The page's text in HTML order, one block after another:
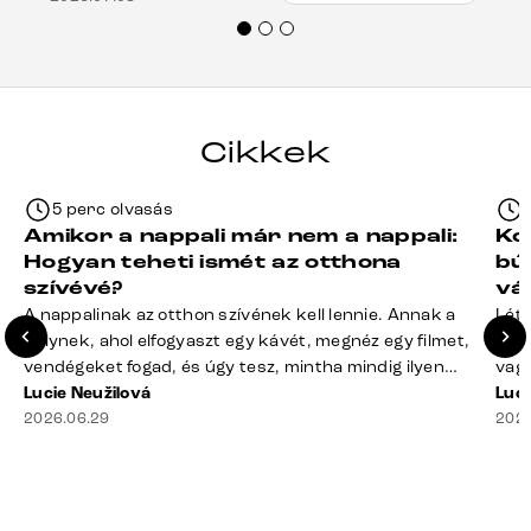
Mindenkinek ajánlani tudom a Delife
Cikkek
5 perc olvasás
Amikor a nappali már nem a nappali:
Hogyan teheti ismét az otthona
szívévé?
A nappalinak az otthon szívének kell lennie. Annak a
helynek, ahol elfogyaszt egy kávét, megnéz egy filmet,
vendégeket fogad, és úgy tesz, mintha mindig ilyen
rend lenne. A valóság? A takaró félig a kanapén hever,
a távirányító rejtélyes módon eltűnt, a dohányzóasztal
Lucie Neužilová
2026.06.29